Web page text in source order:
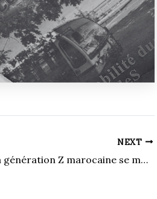
NEXT
La génération Z marocaine se mobilise pour la justice sociale